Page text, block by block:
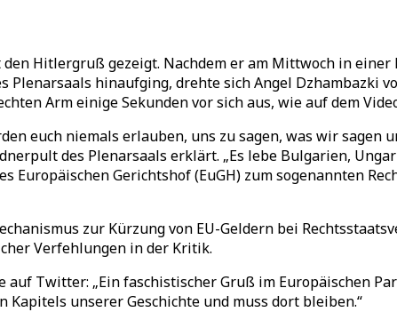
Hitlergruß gezeigt. Nachdem er am Mittwoch in
hinaufging, drehte sich Angel Dzhambazki
Arm einige Sekunden vor sich aus, wie auf dem
euch niemals erlauben, uns zu sagen, was wir sagen
des Plenarsaals erklärt. „Es lebe Bulgarien,
Gerichtshof (EuGH) zum sogenannten
zur Kürzung von EU-Geldern bei
Verfehlungen in der Kritik.
Twitter: „Ein faschistischer Gruß im Europäischen
Kapitels unserer Geschichte und muss dort bleiben.“